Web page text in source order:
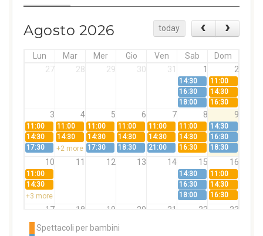
Agosto 2026 today
Lun Mar Mer Gio Ven Sab
Dom
27
28 29 30 31 1 2
14:30
11:00
16:30
14:30
18:00
16:30
3 4 5 6 7 8 9
11:00 11:00 11:00 11:00 11:00 11:00
14:30
14:30
14:30 14:30 14:30 14:30 14:30
16:30
17:30
+2 more 17:30 18:30 21:00 16:30 18:30
10 11 12 13 14 15 16
11:00 14:30
11:00
14:30
16:30
14:30
+3 more
18:00 16:30
17 18 19 20 21 22 23
11:00
14:30
14:30 14:30 14:30
Spettacoli per bambini